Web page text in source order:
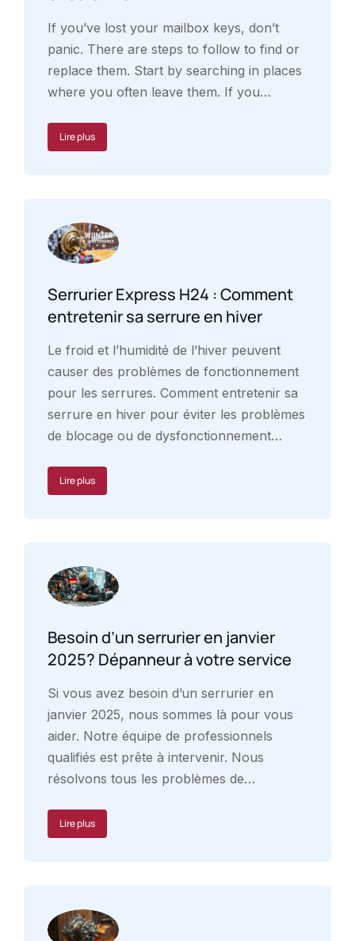
If you’ve lost your mailbox keys, don’t
panic. There are steps to follow to find or
replace them. Start by searching in places
where you often leave them. If you…
Lire plus
Serrurier Express H24 : Comment
entretenir sa serrure en hiver
Le froid et l’humidité de l’hiver peuvent
causer des problèmes de fonctionnement
pour les serrures. Comment entretenir sa
serrure en hiver pour éviter les problèmes
de blocage ou de dysfonctionnement…
Lire plus
Besoin d’un serrurier en janvier
2025? Dépanneur à votre service
Si vous avez besoin d’un serrurier en
janvier 2025, nous sommes là pour vous
aider. Notre équipe de professionnels
qualifiés est prête à intervenir. Nous
résolvons tous les problèmes de…
Lire plus